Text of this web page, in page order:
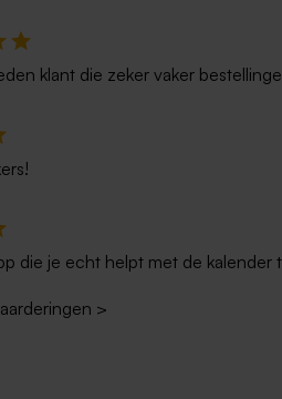
klant die zeker vaker
die je echt helpt met de kalender
>